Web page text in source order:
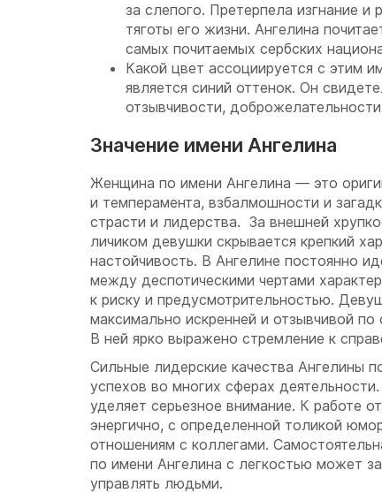
за слепого. Претерпела изгнание
тяготы его жизни. Ангелина
самых почитаемых сербских
Какой цвет ассоциируется с этим
является синий оттенок. Он
отзывчивости,
Значение имени Ангелина
Женщина по имени Ангелина — это
и темперамента, взбалмошности и
страсти и лидерства. За внешней
личиком девушки скрывается крепкий
настойчивость. В Ангелине постоянно
между деспотическими чертами
к риску и предусмотрительностью.
максимально искренней и отзывчивой
В ней ярко выражено стремление к
Сильные лидерские качества Ангелины
успехов во многих сферах
уделяет серьезное внимание. К работе
энергично, с определенной толикой
отношениям с коллегами.
по имени Ангелина с легкостью может
управлять людьми.